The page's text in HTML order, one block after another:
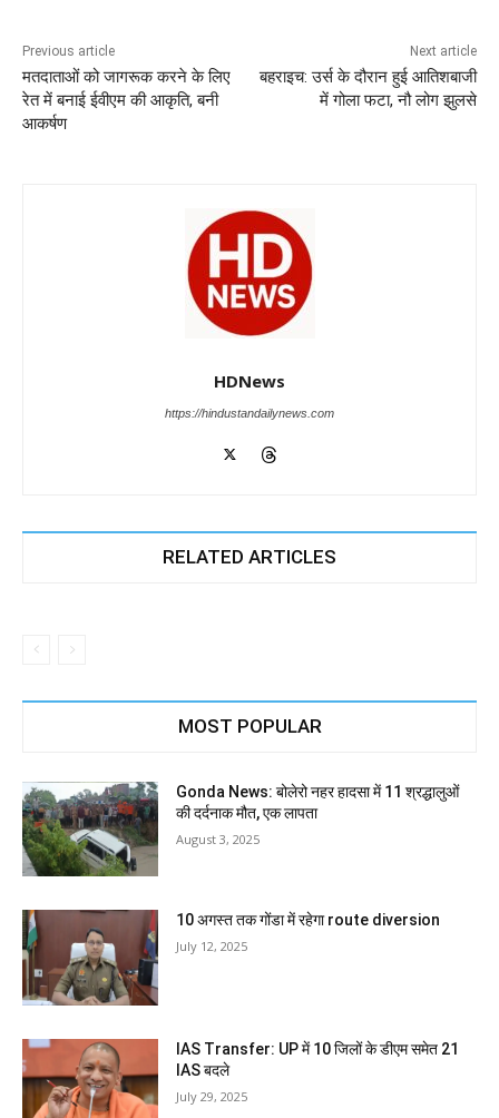
o
o
k
p
p
m
er
Previous article
मतदाताओं को जागरूक करने के लिए
रेत में बनाई ईवीएम की आकृति, बनी
आकर्षण
Next article
बहराइच: उर्स के दौरान हुई आतिशबाजी
में गोला फटा, नौ लोग झुलसे
HDNews
https://hindustandailynews.com
RELATED ARTICLES
MOST POPULAR
Gonda News: बोलेरो नहर हादसा में 11 श्रद्धालुओं
की दर्दनाक मौत, एक लापता
August 3, 2025
10 अगस्त तक गोंडा में रहेगा route diversion
July 12, 2025
IAS Transfer: UP में 10 जिलों के डीएम समेत 21
IAS बदले
July 29, 2025